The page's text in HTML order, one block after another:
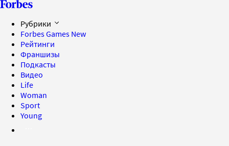
Рубрики
Forbes Games New
Рейтинги
Франшизы
Подкасты
Видео
Life
Woman
Sport
Young